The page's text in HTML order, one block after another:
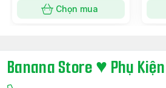
Chọn mua
Banana Store ♥ Phụ